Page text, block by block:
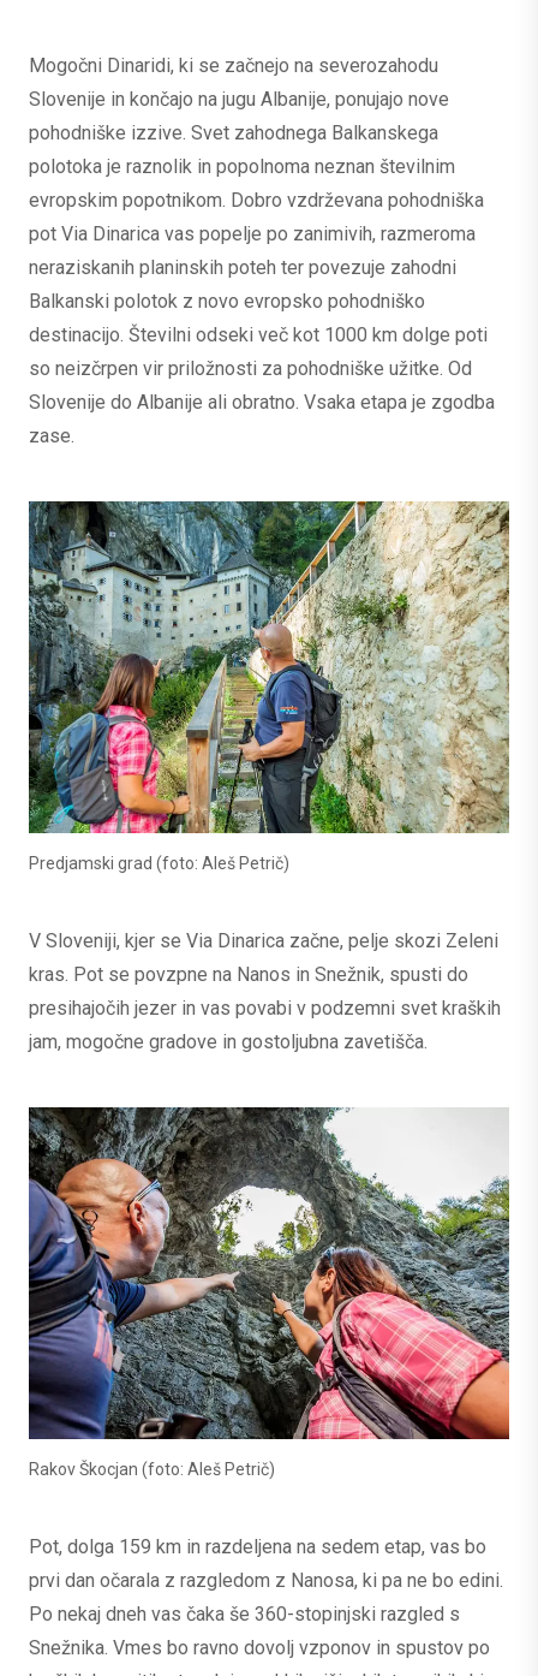
Mogočni Dinaridi, ki se začnejo na severozahodu
Slovenije in končajo na jugu Albanije, ponujajo nove
pohodniške izzive. Svet zahodnega Balkanskega
polotoka je raznolik in popolnoma neznan številnim
evropskim popotnikom. Dobro vzdrževana pohodniška
pot Via Dinarica vas popelje po zanimivih, razmeroma
neraziskanih planinskih poteh ter povezuje zahodni
Balkanski polotok z novo evropsko pohodniško
destinacijo. Številni odseki več kot 1000 km dolge poti
so neizčrpen vir priložnosti za pohodniške užitke. Od
Slovenije do Albanije ali obratno. Vsaka etapa je zgodba
zase.
Predjamski grad (foto: Aleš Petrič)
V Sloveniji, kjer se Via Dinarica začne, pelje skozi Zeleni
kras. Pot se povzpne na Nanos in Snežnik, spusti do
presihajočih jezer in vas povabi v podzemni svet kraških
jam, mogočne gradove in gostoljubna zavetišča.
Rakov Škocjan (foto: Aleš Petrič)
Pot, dolga 159 km in razdeljena na sedem etap, vas bo
prvi dan očarala z razgledom z Nanosa, ki pa ne bo edini.
Po nekaj dneh vas čaka še 360-stopinjski razgled s
Snežnika. Vmes bo ravno dovolj vzponov in spustov po